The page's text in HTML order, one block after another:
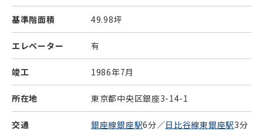
基準階面積 49.98坪
エレベーター 有
竣工 1986年7月
所在地 東京都中央区銀座3-14-1
交通 銀座線銀座駅6分／日比谷線東銀座駅3分